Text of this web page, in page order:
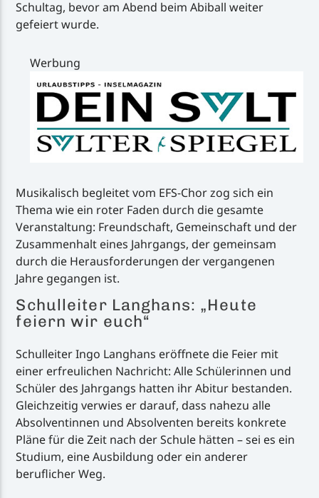
Schultag, bevor am Abend beim Abiball weiter
gefeiert wurde.
Werbung
Musikalisch begleitet vom EFS-Chor zog sich ein
Thema wie ein roter Faden durch die gesamte
Veranstaltung: Freundschaft, Gemeinschaft und der
Zusammenhalt eines Jahrgangs, der gemeinsam
durch die Herausforderungen der vergangenen
Jahre gegangen ist.
Schulleiter Langhans: „Heute
feiern wir euch“
Schulleiter Ingo Langhans eröffnete die Feier mit
einer erfreulichen Nachricht: Alle Schülerinnen und
Schüler des Jahrgangs hatten ihr Abitur bestanden.
Gleichzeitig verwies er darauf, dass nahezu alle
Absolventinnen und Absolventen bereits konkrete
Pläne für die Zeit nach der Schule hätten – sei es ein
Studium, eine Ausbildung oder ein anderer
beruflicher Weg.